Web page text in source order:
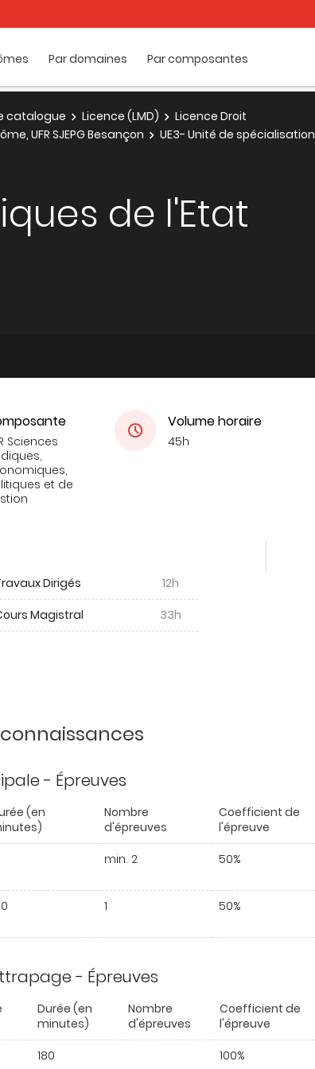
Par domaines Par composantes
catalogue Licence (LMD)
Licence Droit
UFR SJEPG Besançon
UE3- Unité de spécialisation
de l'Etat
Sciences
et de
Volume horaire
45h
Dirigés
12h
Magistral 33h
- Épreuves
(en
Nombre
d'épreuves
Coefficient de
l'épreuve
min. 2 50%
1 50%
- Épreuves
Durée (en
minutes)
Nombre
d'épreuves
Coefficient de
l'épreuve
180 100%